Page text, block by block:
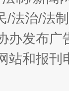
生
/法治/法
办发布
站和报